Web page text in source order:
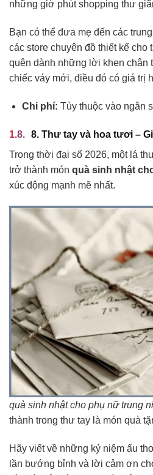
những giờ phút shopping thư
Bạn có thể đưa mẹ đến các
các store chuyên đồ thiết kế cho
quên dành những lời khen chân
chiếc váy mới, điều đó có giá trị
Chi phí: Tùy thuộc vào ngân
8. Thư tay và hoa tươi –
Trong thời đại số 2026, một lá
trở thành món quà sinh nhật
xúc động mạnh mẽ nhất.
quà sinh nhật cho phụ nữ trung
thành trong thư tay là món quà
Hãy viết về những kỷ niệm ấu
lần bướng bỉnh và lời cảm ơn